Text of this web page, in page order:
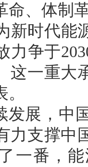
命、体制
新时代能
力争于
这一重大
发展，中
力支撑中
一番，